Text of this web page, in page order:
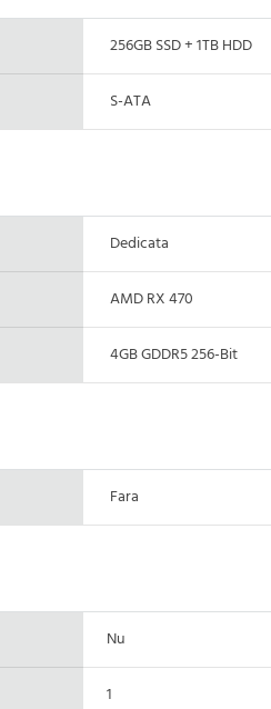
256GB SSD + 1TB HDD
S-ATA
Dedicata
AMD RX 470
4GB GDDR5 256-Bit
Fara
Nu
1